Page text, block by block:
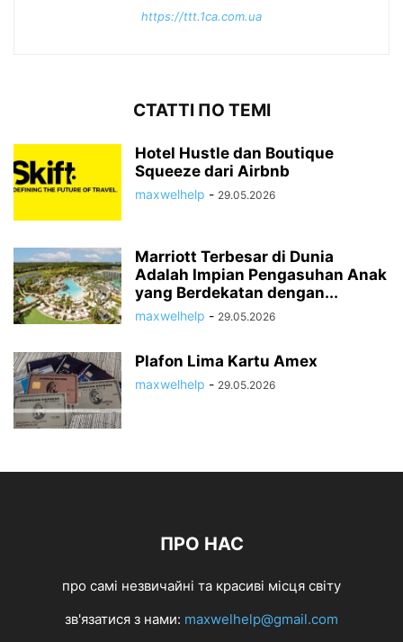
https://ttt.1ca.com.ua
СТАТТІ ПО ТЕМІ
Hotel Hustle dan Boutique
Squeeze dari Airbnb
maxwelhelp - 29.05.2026
Marriott Terbesar di Dunia
Adalah Impian Pengasuhan Anak
yang Berdekatan dengan...
maxwelhelp - 29.05.2026
Plafon Lima Kartu Amex
maxwelhelp - 29.05.2026
ПРО НАС
про самі незвичайні та красиві місця світу
зв'язатися з нами: maxwelhelp@gmail.com